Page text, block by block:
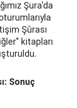
Şura'da
Şûrası
kitapları
Sonuç